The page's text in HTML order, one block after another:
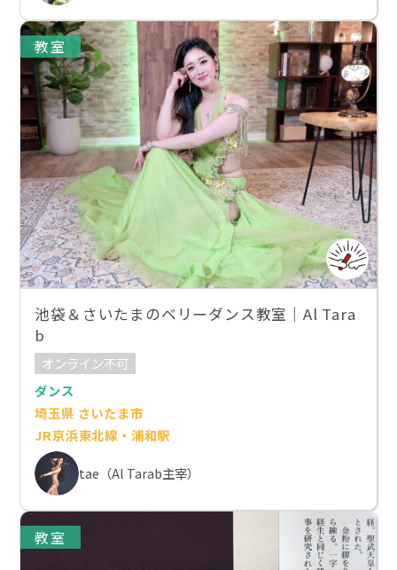
教室
池袋＆さいたまのベリーダンス教室｜Al Tara
b
オンライン不可
ダンス
埼玉県 さいたま市
JR京浜東北線・浦和駅
tae（Al Tarab主宰）
教室